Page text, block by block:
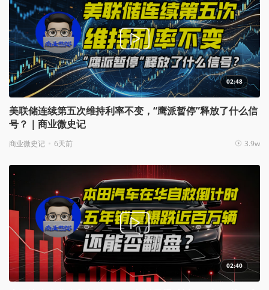
02:48
美联储连续第五次维持利率不变，“鹰派暂停”释放了什么信
号？｜商业微史记
商业微史记 6天前 3.9w
02:40